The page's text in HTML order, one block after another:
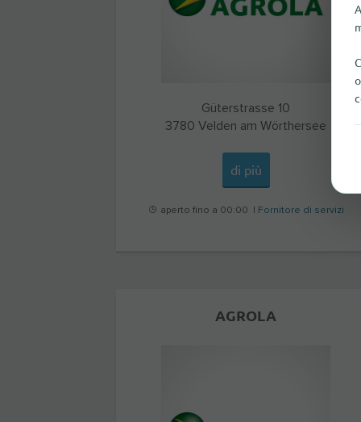
Güterstrasse 10
3780 Velden am Wörthersee
di più
aperto fino a 00:00 | Fornitore di servizi
AGROLA